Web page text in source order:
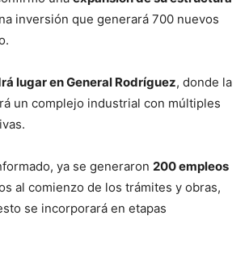
inversión que generará 700 nuevos
lugar en General Rodríguez, donde la
un complejo industrial con múltiples
ya se generaron 200 empleos
al comienzo de los trámites y obras,
se incorporará en etapas